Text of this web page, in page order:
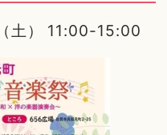
土） 11:00-15:00